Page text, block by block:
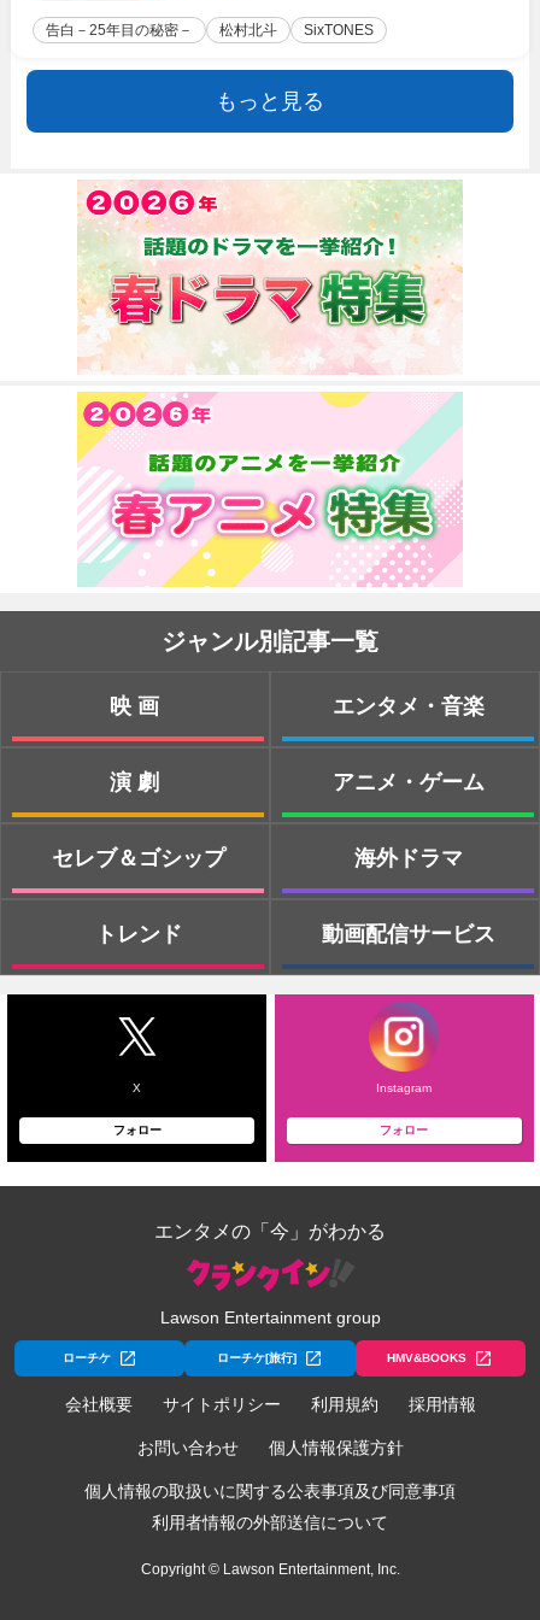
告白－25年目の秘密－ 松村北斗 SixTONES
もっと見る
ジャンル別記事一覧
映画
演劇
セレブ＆ゴシップ
トレンド
エンタメ・音楽
アニメ・ゲーム
海外ドラマ
動画配信サービス
X
フォロー
Instagram
フォロー
エンタメの「今」がわかる
Lawson Entertainment group
ローチケ ローチケ[旅行] HMV&BOOKS
会社概要 サイトポリシー 利用規約 採用情報
お問い合わせ 個人情報保護方針
個人情報の取扱いに関する公表事項及び同意事項
利用者情報の外部送信について
Copyright © Lawson Entertainment, Inc.